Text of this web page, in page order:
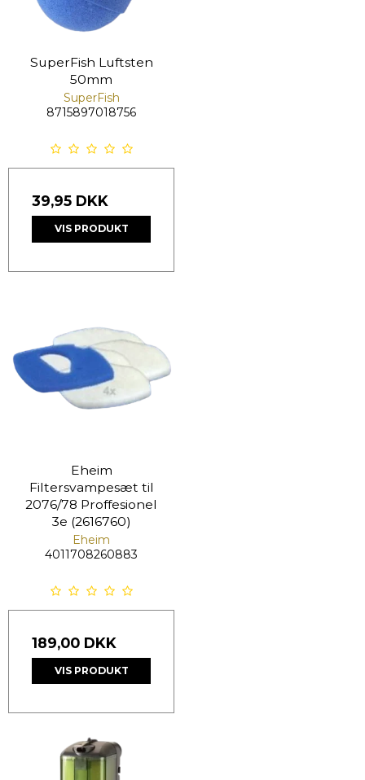
SuperFish Luftsten
50mm
SuperFish
8715897018756
39,95 DKK
VIS PRODUKT
Eheim
Filtersvampesæt til
2076/78 Proffesionel
3e (2616760)
Eheim
4011708260883
189,00 DKK
VIS PRODUKT